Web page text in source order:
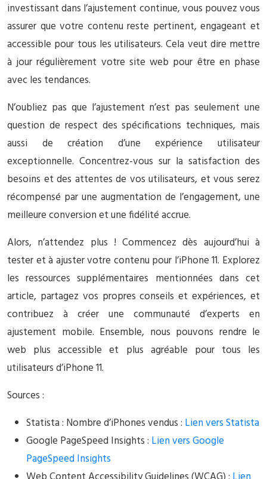
investissant dans l’ajustement continue, vous pouvez vous
assurer que votre contenu reste pertinent, engageant et
accessible pour tous les utilisateurs. Cela veut dire mettre
à jour régulièrement votre site web pour être en phase
avec les tendances.
N’oubliez pas que l’ajustement n’est pas seulement une
question de respect des spécifications techniques, mais
aussi de création d’une expérience utilisateur
exceptionnelle. Concentrez-vous sur la satisfaction des
besoins et des attentes de vos utilisateurs, et vous serez
récompensé par une augmentation de l’engagement, une
meilleure conversion et une fidélité accrue.
Alors, n’attendez plus ! Commencez dès aujourd’hui à
tester et à ajuster votre contenu pour l’iPhone 11. Explorez
les ressources supplémentaires mentionnées dans cet
article, partagez vos propres conseils et expériences, et
contribuez à créer une communauté d’experts en
ajustement mobile. Ensemble, nous pouvons rendre le
web plus accessible et plus agréable pour tous les
utilisateurs d’iPhone 11.
Sources :
Statista : Nombre d’iPhones vendus : Lien vers Statista
Google PageSpeed Insights : Lien vers Google
PageSpeed Insights